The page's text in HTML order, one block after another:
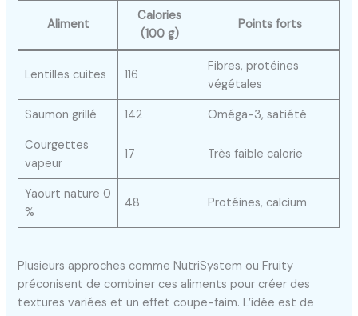
Aliment
Calories
(100 g)
Points forts
Lentilles cuites 116
Fibres, protéines
végétales
Saumon grillé
142
Oméga-3, satiété
Courgettes
vapeur
17 Très faible calorie
Yaourt nature 0
%
48 Protéines, calcium
Plusieurs approches comme NutriSystem ou Fruity
préconisent de combiner ces aliments pour créer des
textures variées et un effet coupe-faim. L’idée est de